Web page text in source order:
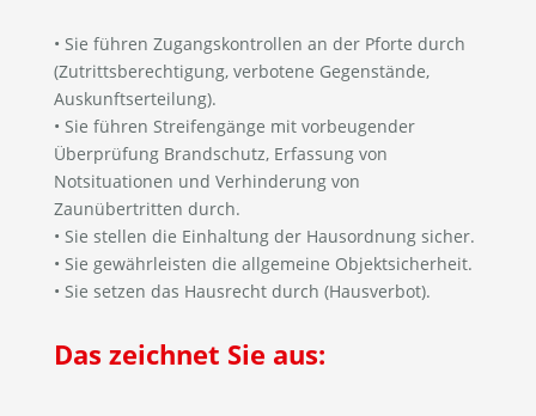
• Sie führen Zugangskontrollen an der Pforte durch
(Zutrittsberechtigung, verbotene Gegenstände,
Auskunftserteilung).
• Sie führen Streifengänge mit vorbeugender
Überprüfung Brandschutz, Erfassung von
Notsituationen und Verhinderung von
Zaunübertritten durch.
• Sie stellen die Einhaltung der Hausordnung sicher.
• Sie gewährleisten die allgemeine Objektsicherheit.
• Sie setzen das Hausrecht durch (Hausverbot).
Das zeichnet Sie aus: